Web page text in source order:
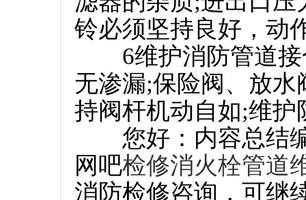
铃必须坚持良好，动
6维护消防管道接
无渗漏;保险阀、放
持阀杆机动自如;维护
您好：内容总结编
网吧检修消火栓管道
消防检修咨询，可继